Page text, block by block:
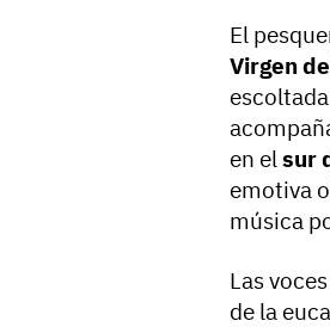
El
Virgen
en elsur
emotiva
música
Las
de la